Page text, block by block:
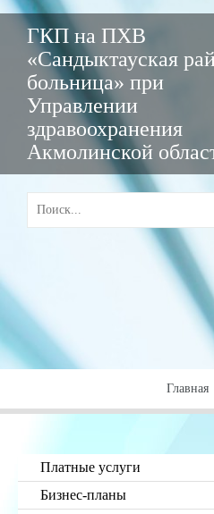
ГКП на ПХВ
«Сандыктауская
больница» при
Управлении
здравоохранения
Акмолинской
Главная
Платные услуги
Бизнес-планы